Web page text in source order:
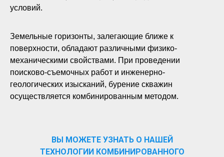
условий.
Земельные горизонты, залегающие ближе к
поверхности, обладают различными физико-
механическими свойствами. При проведении
поисково-съемочных работ и инженерно-
геологических изысканий, бурение скважин
осуществляется комбинированным методом.
ВЫ МОЖЕТЕ УЗНАТЬ О НАШЕЙ
ТЕХНОЛОГИИ КОМБИНИРОВАННОГО